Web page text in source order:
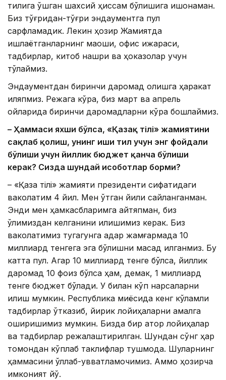
тилига қўшган шахсий ҳиссам бўлишига ишонаман.
Биз тўғридан-тўғри эндаументга пул
сарфламадик. Лекин ҳозир Жамиятда
ишлаётганларнинг маоши, офис ижараси,
тадбирлар, китоб нашри ва ҳоказолар учун
тўлаймиз.
Эндаументдан биринчи даромад олишга ҳаракат
қиляпмиз. Режага кўра, биз март ва апрель
ойларида биринчи даромадларни кўра бошлаймиз.
– Ҳаммаси яхши бўлса, «Қазақ тілі» жамиятини
сақлаб қолиш, унинг иши тил учун энг фойдали
бўлиши учун йиллик бюджет қанча бўлиши
керак? Сизда шундай ҳисоботлар борми?
– «Қазақ тілі» жамияти президенти сифатидаги
ваколатим 4 йил. Мен ўтган йили сайланганман.
Энди мен ҳамкасбларимга айтяпман, биз
қўлимиздан келганини қилишимиз керак. Биз
ваколатимиз тугагунга қадар жамғармада 10
миллиард тенгега эга бўлишни мақсад қилганмиз. Бу
катта пул. Агар 10 миллиард тенге бўлса, йиллик
даромад 10 фоиз бўлса ҳам, демак, 1 миллиард
тенге бюджет бўлади. У билан кўп нарсаларни
қилиш мумкин. Республика миқёсида кенг кўламли
тадбирлар ўтказиб, йирик лойиҳаларни амалга
оширишимиз мумкин. Бизда бир қатор лойиҳалар
ва тадбирлар режалаштирилган. Шундан сўнг ҳар
томондан кўплаб таклифлар тушмоқда. Шуларнинг
ҳаммасини қўллаб-қувватламоқчимиз. Аммо ҳозирча
имконият йўқ.